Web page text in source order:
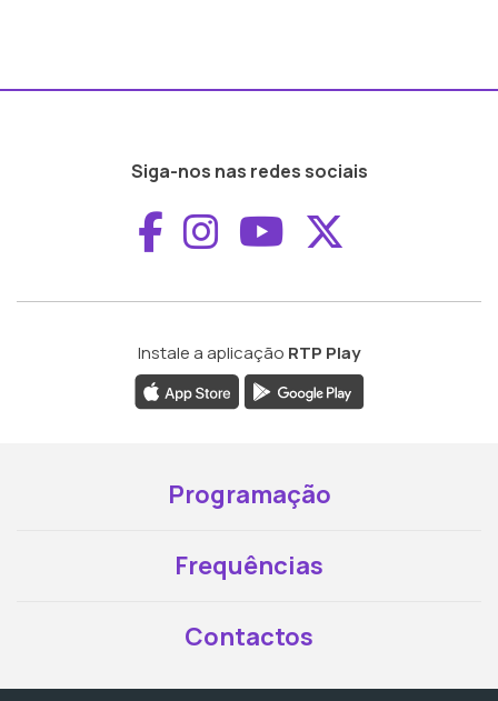
Siga-nos nas redes sociais
Aceder ao
Aceder ao
Aceder ao
Instale a aplicação RTP Play
Programação
Frequências
Contactos